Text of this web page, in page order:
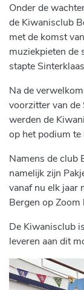
Onder de
de Kiwanisclub
met de komst
muziekpieten de
stapte
Na de
voorzitter van de
werden de
op het podium te
Namens de club
namelijk zijn
vanaf nu elk
Bergen op
De Kiwanisclub
leveren aan dit